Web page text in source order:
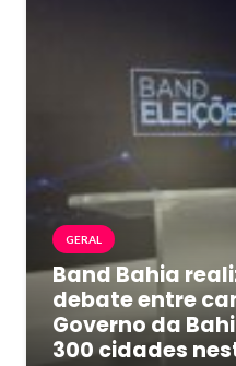
GERAL
Band Bahia
debate entre
Governo da
300 cidades